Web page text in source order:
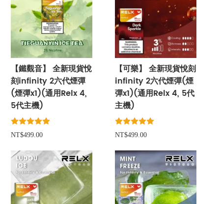
【鐵觀音】 全新現貨悅
刻infinity 2六代煙彈
(煙彈x1)(通用Relx 4,
5代主機)
NT$499.00
【可樂】 全新現貨悅刻
infinity 2六代煙彈(煙
彈x1)(通用Relx 4, 5代
主機)
NT$499.00